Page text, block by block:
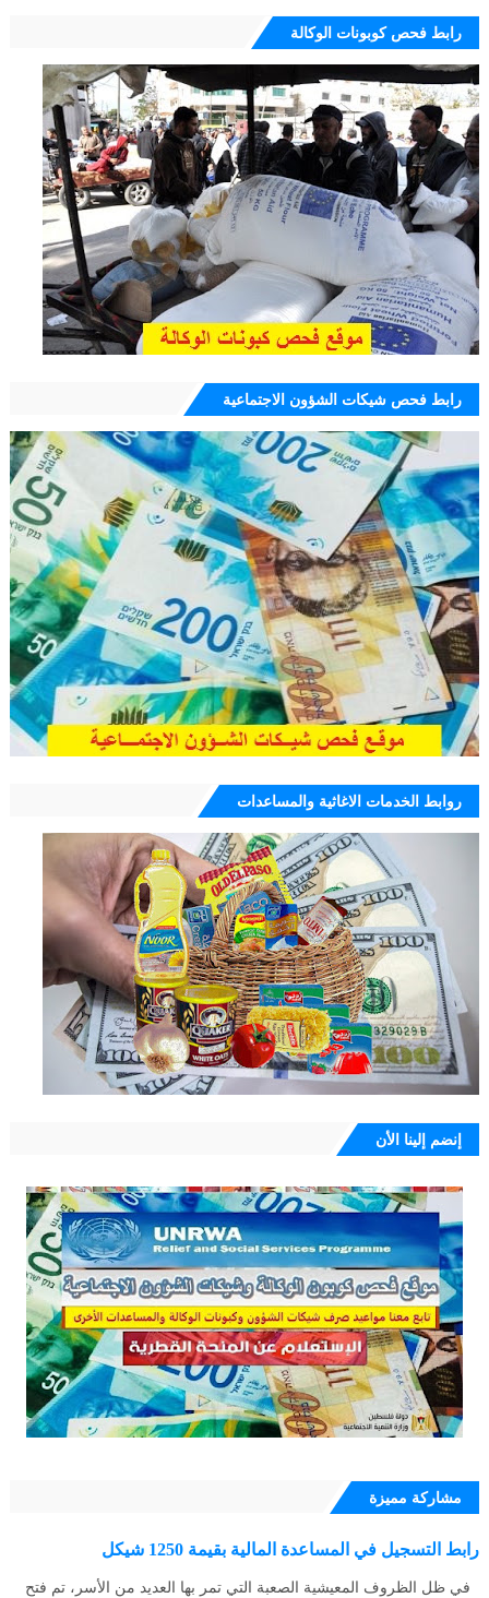
رابط فحص كوبونات الوكالة
رابط فحص شيكات الشؤون الاجتماعية
روابط الخدمات الاغاثية والمساعدات
إنضم إلينا الأن
مشاركة مميزة
رابط التسجيل في المساعدة المالية بقيمة 1250 شيكل
في ظل الظروف المعيشية الصعبة التي تمر بها العديد من الأسر، تم فتح